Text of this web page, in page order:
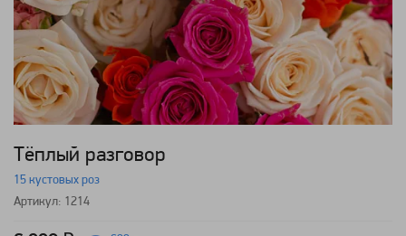
Тёплый разговор
15 кустовых роз
Артикул: 1214